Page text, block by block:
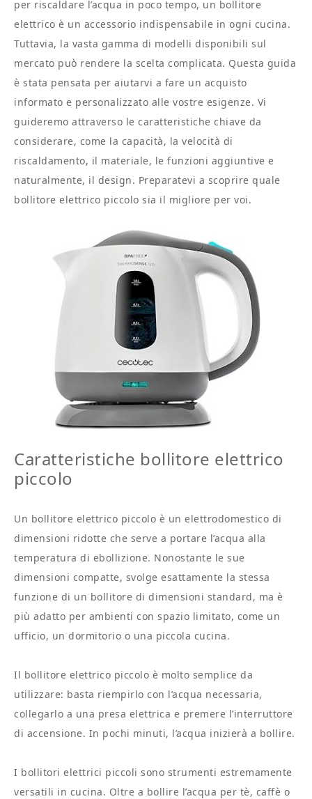
per riscaldare l’acqua in poco tempo, un bollitore
elettrico è un accessorio indispensabile in ogni cucina.
Tuttavia, la vasta gamma di modelli disponibili sul
mercato può rendere la scelta complicata. Questa guida
è stata pensata per aiutarvi a fare un acquisto
informato e personalizzato alle vostre esigenze. Vi
guideremo attraverso le caratteristiche chiave da
considerare, come la capacità, la velocità di
riscaldamento, il materiale, le funzioni aggiuntive e
naturalmente, il design. Preparatevi a scoprire quale
bollitore elettrico piccolo sia il migliore per voi.
Caratteristiche bollitore elettrico
piccolo
Un bollitore elettrico piccolo è un elettrodomestico di
dimensioni ridotte che serve a portare l’acqua alla
temperatura di ebollizione. Nonostante le sue
dimensioni compatte, svolge esattamente la stessa
funzione di un bollitore di dimensioni standard, ma è
più adatto per ambienti con spazio limitato, come un
ufficio, un dormitorio o una piccola cucina.
Il bollitore elettrico piccolo è molto semplice da
utilizzare: basta riempirlo con l’acqua necessaria,
collegarlo a una presa elettrica e premere l’interruttore
di accensione. In pochi minuti, l’acqua inizierà a bollire.
I bollitori elettrici piccoli sono strumenti estremamente
versatili in cucina. Oltre a bollire l’acqua per tè, caffè o